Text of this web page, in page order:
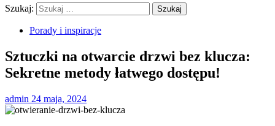
Szukaj:
Porady i inspiracje
Sztuczki na otwarcie drzwi bez klucza:
Sekretne metody łatwego dostępu!
admin 24 maja, 2024